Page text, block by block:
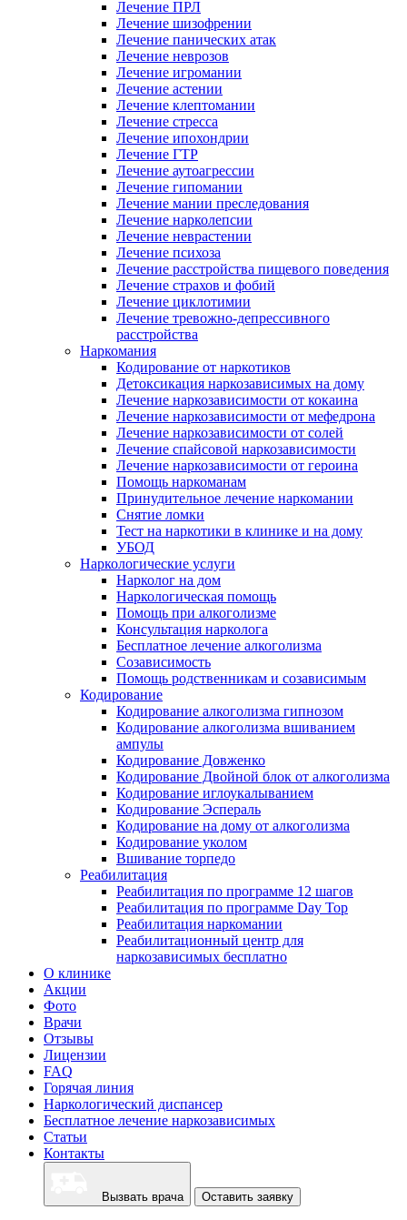
Лечение ПРЛ
Лечение шизофрении
Лечение панических атак
Лечение неврозов
Лечение игромании
Лечение астении
Лечение клептомании
Лечение стресса
Лечение ипохондрии
Лечение ГТР
Лечение аутоагрессии
Лечение гипомании
Лечение мании преследования
Лечение нарколепсии
Лечение неврастении
Лечение психоза
Лечение расстройства пищевого поведения
Лечение страхов и фобий
Лечение циклотимии
Лечение тревожно-депрессивного
расстройства
Наркомания
Кодирование от наркотиков
Детоксикация наркозависимых на дому
Лечение наркозависимости от кокаина
Лечение наркозависимости от мефедрона
Лечение наркозависимости от солей
Лечение спайсовой наркозависимости
Лечение наркозависимости от героина
Помощь наркоманам
Принудительное лечение наркомании
Снятие ломки
Тест на наркотики в клинике и на дому
УБОД
Наркологические услуги
Нарколог на дом
Наркологическая помощь
Помощь при алкоголизме
Консультация нарколога
Бесплатное лечение алкоголизма
Созависимость
Помощь родственникам и созависимым
Кодирование
Кодирование алкоголизма гипнозом
Кодирование алкоголизма вшиванием
ампулы
Кодирование Довженко
Кодирование Двойной блок от алкоголизма
Кодирование иглоукалыванием
Кодирование Эспераль
Кодирование на дому от алкоголизма
Кодирование уколом
Вшивание торпедо
Реабилитация
Реабилитация по программе 12 шагов
Реабилитация по программе Day Top
Реабилитация наркомании
Реабилитационный центр для
наркозависимых бесплатно
О клинике
Акции
Фото
Врачи
Отзывы
Лицензии
FAQ
Горячая линия
Наркологический диспансер
Бесплатное лечение наркозависимых
Статьи
Контакты
Вызвать врача Оставить заявку